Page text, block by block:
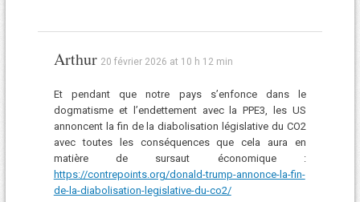
Arthur 20 février 2026 at 10 h 12 min
Et pendant que notre pays s’enfonce dans le
dogmatisme et l’endettement avec la PPE3, les US
annoncent la fin de la diabolisation législative du CO2
avec toutes les conséquences que cela aura en
matière de sursaut économique :
https://contrepoints.org/donald-trump-annonce-la-fin-
de-la-diabolisation-legislative-du-co2/